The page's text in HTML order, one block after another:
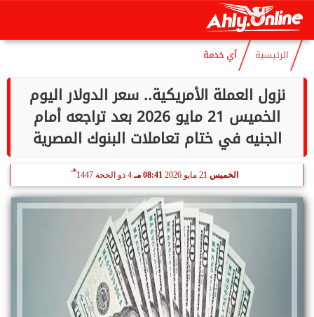
الإثنين
الرئيسية أي خدمة
نزول العملة الأمريكية.. سعر الدولار اليوم
الخميس 21 مايو 2026 بعد تراجعه أمام
الجنيه في ختام تعاملات البنوك المصرية
الخميس 21 مايو 2026 08:41 مـ 4 ذو الحجة 1447
هـ